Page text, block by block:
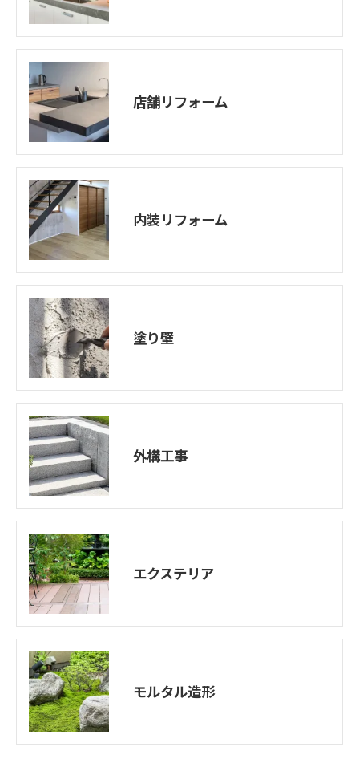
店舗リフォーム
内装リフォーム
塗り壁
外構工事
エクステリア
モルタル造形